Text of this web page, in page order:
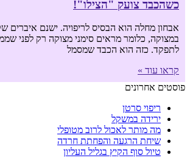
כשהכבד צועק "הצילו"!
אבחון מחלה הוא הבסיס לריפויה. ישנם
במצוקה, כלומר מראים סימני מצוקה רק לפני
לתפקד. כזה הוא הכבד שמסמל
קראו עוד »
פוסטים אחרונים
ריפוי סרטן
ירידה במשקל
מה מותר לאכול לרוב מטופלי
שיחת הרגעה והפחתת חרדה
טיול סוף הקיץ בגליל העליון